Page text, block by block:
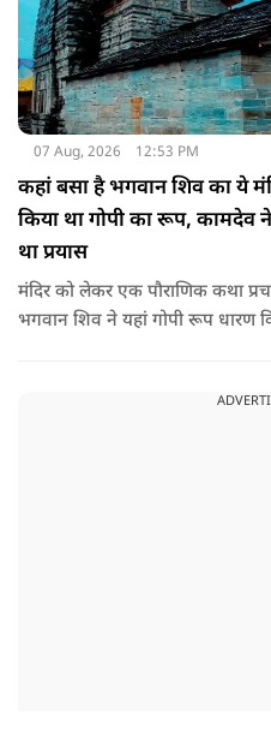
07 Aug, 2026 12:53 PM
कहां बसा है भगवान शिव का ये
किया था गोपी का रूप, कामदेव
था प्रयास
मंदिर को लेकर एक पौराणिक कथा
भगवान शिव ने यहां गोपी रूप धारण